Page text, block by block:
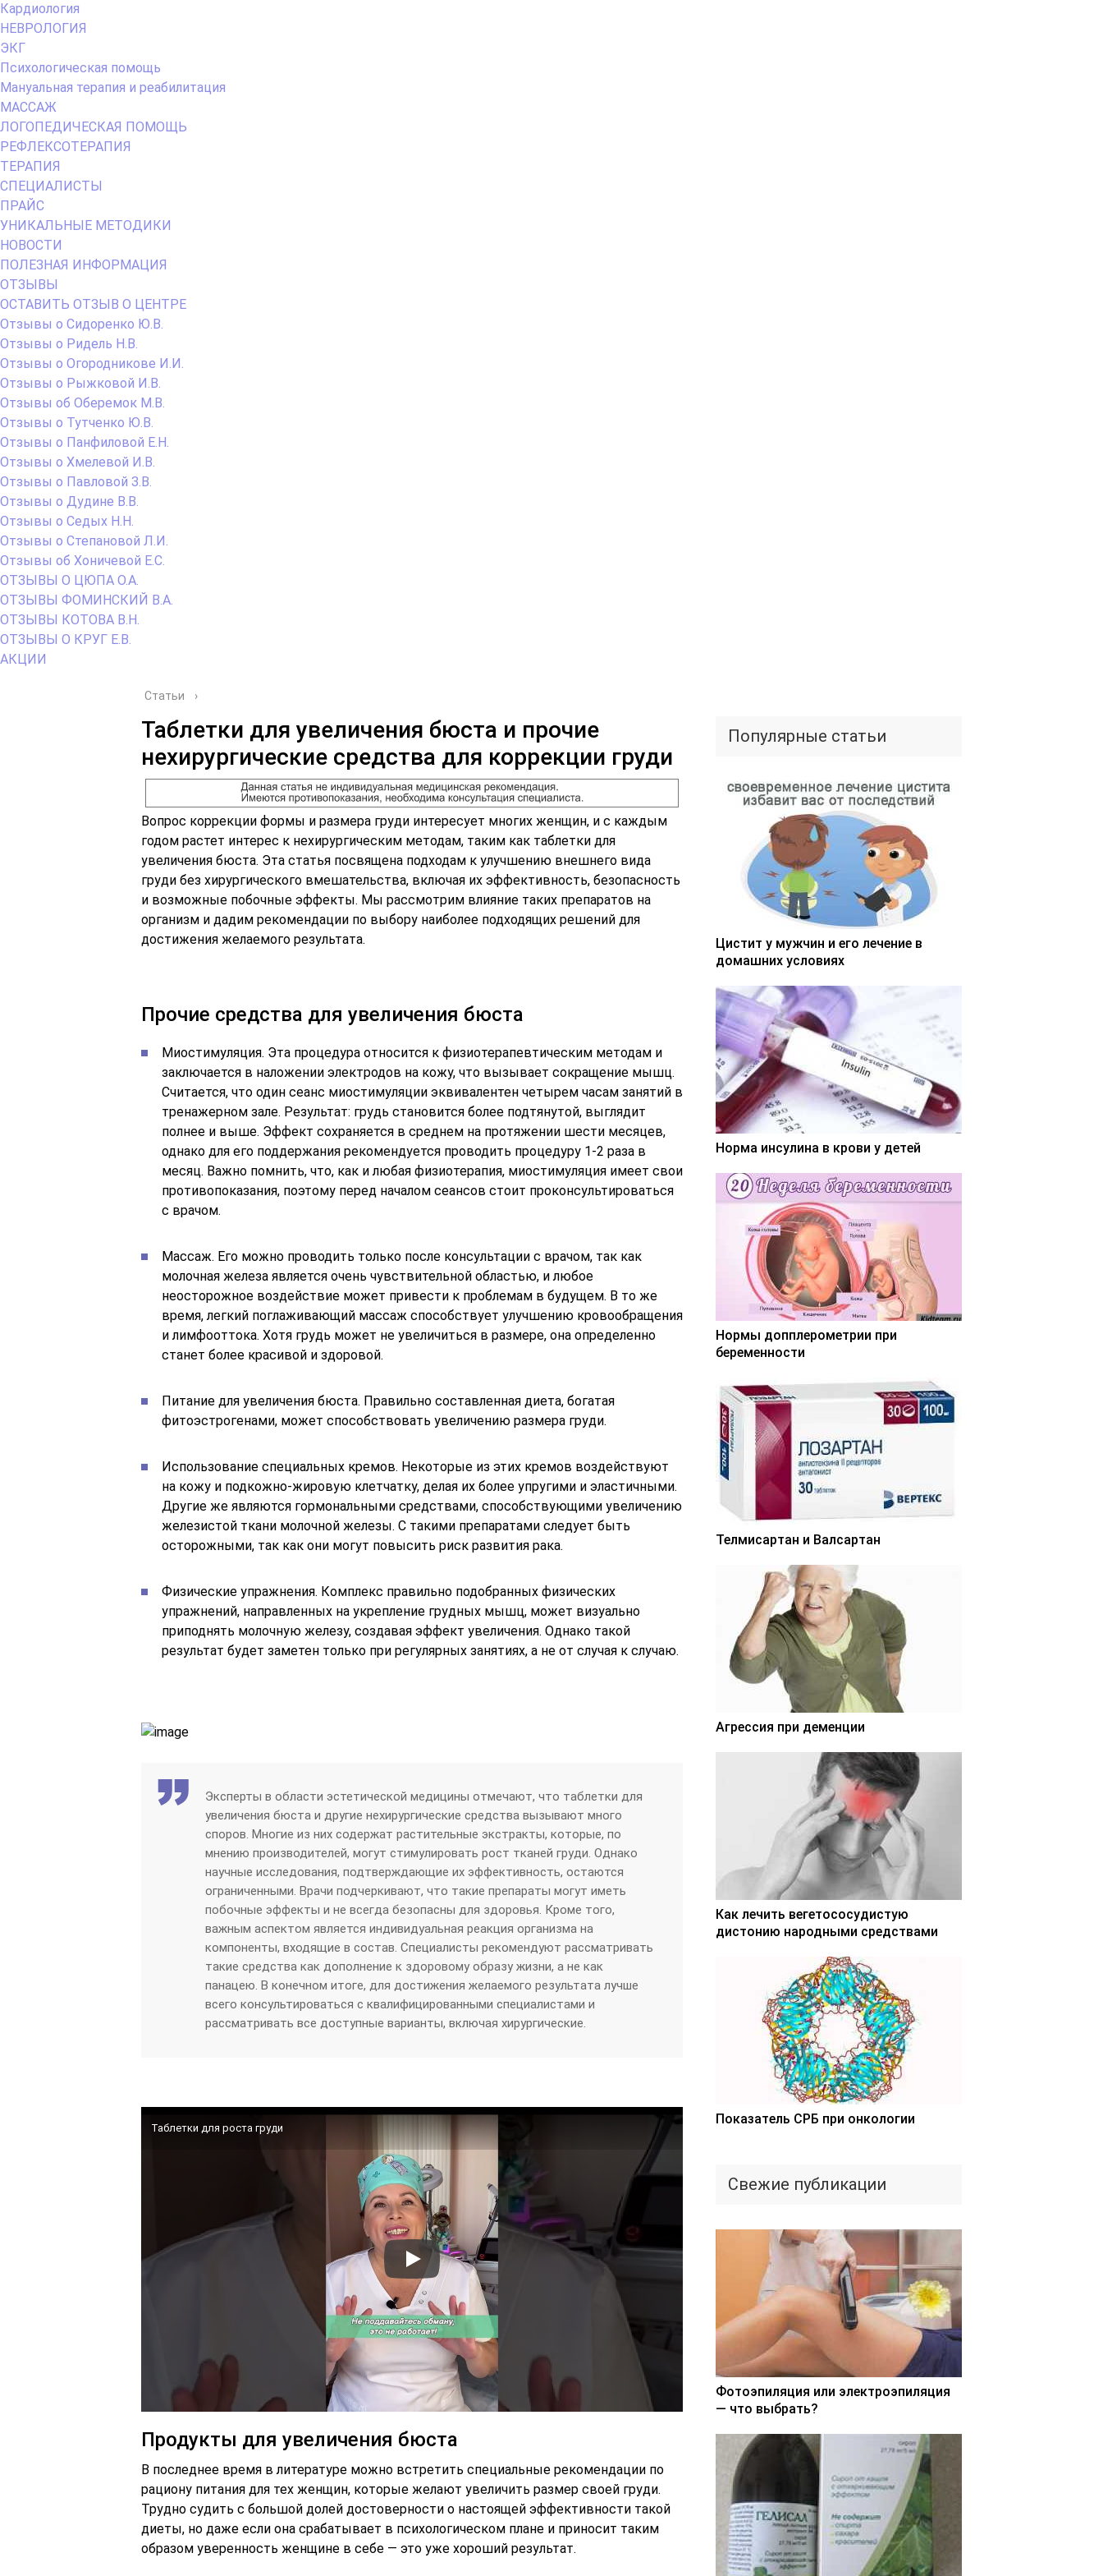
Кардиология
НЕВРОЛОГИЯ
ЭКГ
Психологическая помощь
Мануальная терапия и реабилитация
МАССАЖ
ЛОГОПЕДИЧЕСКАЯ ПОМОЩЬ
РЕФЛЕКСОТЕРАПИЯ
ТЕРАПИЯ
СПЕЦИАЛИСТЫ
ПРАЙС
УНИКАЛЬНЫЕ МЕТОДИКИ
НОВОСТИ
ПОЛЕЗНАЯ ИНФОРМАЦИЯ
ОТЗЫВЫ
ОСТАВИТЬ ОТЗЫВ О ЦЕНТРЕ
Отзывы о Сидоренко Ю.В.
Отзывы о Ридель Н.В.
Отзывы о Огородникове И.И.
Отзывы о Рыжковой И.В.
Отзывы об Оберемок М.В.
Отзывы о Тутченко Ю.В.
Отзывы о Панфиловой Е.Н.
Отзывы о Хмелевой И.В.
Отзывы о Павловой З.В.
Отзывы о Дудине В.В.
Отзывы о Седых Н.Н.
Отзывы о Степановой Л.И.
Отзывы об Хоничевой Е.С.
ОТЗЫВЫ О ЦЮПА О.А.
ОТЗЫВЫ ФОМИНСКИЙ В.А.
ОТЗЫВЫ КОТОВА В.Н.
ОТЗЫВЫ О КРУГ Е.В.
АКЦИИ
Статьи ›
Таблетки для увеличения бюста и прочие
нехирургические средства для коррекции груди
Вопрос коррекции формы и размера груди интересует многих женщин, и с каждым
годом растет интерес к нехирургическим методам, таким как таблетки для
увеличения бюста. Эта статья посвящена подходам к улучшению внешнего вида
груди без хирургического вмешательства, включая их эффективность, безопасность
и возможные побочные эффекты. Мы рассмотрим влияние таких препаратов на
организм и дадим рекомендации по выбору наиболее подходящих решений для
достижения желаемого результата.
Прочие средства для увеличения бюста
Миостимуляция. Эта процедура относится к физиотерапевтическим методам и
заключается в наложении электродов на кожу, что вызывает сокращение мышц.
Считается, что один сеанс миостимуляции эквивалентен четырем часам занятий в
тренажерном зале. Результат: грудь становится более подтянутой, выглядит
полнее и выше. Эффект сохраняется в среднем на протяжении шести месяцев,
однако для его поддержания рекомендуется проводить процедуру 1-2 раза в
месяц. Важно помнить, что, как и любая физиотерапия, миостимуляция имеет свои
противопоказания, поэтому перед началом сеансов стоит проконсультироваться
с врачом.
Массаж. Его можно проводить только после консультации с врачом, так как
молочная железа является очень чувствительной областью, и любое
неосторожное воздействие может привести к проблемам в будущем. В то же
время, легкий поглаживающий массаж способствует улучшению кровообращения
и лимфооттока. Хотя грудь может не увеличиться в размере, она определенно
станет более красивой и здоровой.
Питание для увеличения бюста. Правильно составленная диета, богатая
фитоэстрогенами, может способствовать увеличению размера груди.
Использование специальных кремов. Некоторые из этих кремов воздействуют
на кожу и подкожно-жировую клетчатку, делая их более упругими и эластичными.
Другие же являются гормональными средствами, способствующими увеличению
железистой ткани молочной железы. С такими препаратами следует быть
осторожными, так как они могут повысить риск развития рака.
Физические упражнения. Комплекс правильно подобранных физических
упражнений, направленных на укрепление грудных мышц, может визуально
приподнять молочную железу, создавая эффект увеличения. Однако такой
результат будет заметен только при регулярных занятиях, а не от случая к случаю.
Эксперты в области эстетической медицины отмечают, что таблетки для
увеличения бюста и другие нехирургические средства вызывают много
споров. Многие из них содержат растительные экстракты, которые, по
мнению производителей, могут стимулировать рост тканей груди. Однако
научные исследования, подтверждающие их эффективность, остаются
ограниченными. Врачи подчеркивают, что такие препараты могут иметь
побочные эффекты и не всегда безопасны для здоровья. Кроме того,
важным аспектом является индивидуальная реакция организма на
компоненты, входящие в состав. Специалисты рекомендуют рассматривать
такие средства как дополнение к здоровому образу жизни, а не как
панацею. В конечном итоге, для достижения желаемого результата лучше
всего консультироваться с квалифицированными специалистами и
рассматривать все доступные варианты, включая хирургические.
Таблетки для роста груди
Продукты для увеличения бюста
В последнее время в литературе можно встретить специальные рекомендации по
рациону питания для тех женщин, которые желают увеличить размер своей груди.
Трудно судить с большой долей достоверности о настоящей эффективности такой
диеты, но даже если она срабатывает в психологическом плане и приносит таким
образом уверенность женщине в себе — это уже хороший результат.
Популярные статьи
Цистит у мужчин и его лечение в
домашних условиях
Норма инсулина в крови у детей
Нормы допплерометрии при
беременности
Телмисартан и Валсартан
Агрессия при деменции
Как лечить вегетососудистую
дистонию народными средствами
Показатель СРБ при онкологии
Свежие публикации
Фотоэпиляция или электроэпиляция
— что выбрать?